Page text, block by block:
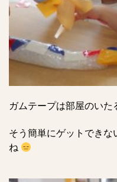
ガムテープは部屋のい
そう簡単にゲットできな
ね